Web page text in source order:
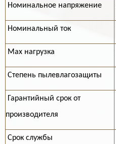
Номинальное напряжение
Номинальный ток
Max нагрузка
Степень пылевлагозащиты
Гарантийный срок от
производителя
Срок службы